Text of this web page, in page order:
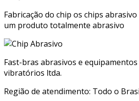
Fabricação do chip os chips
um produto totalmente abrasivo
Fast-bras abrasivos e equipamentos
vibratórios ltda.
Região de atendimento: Todo o